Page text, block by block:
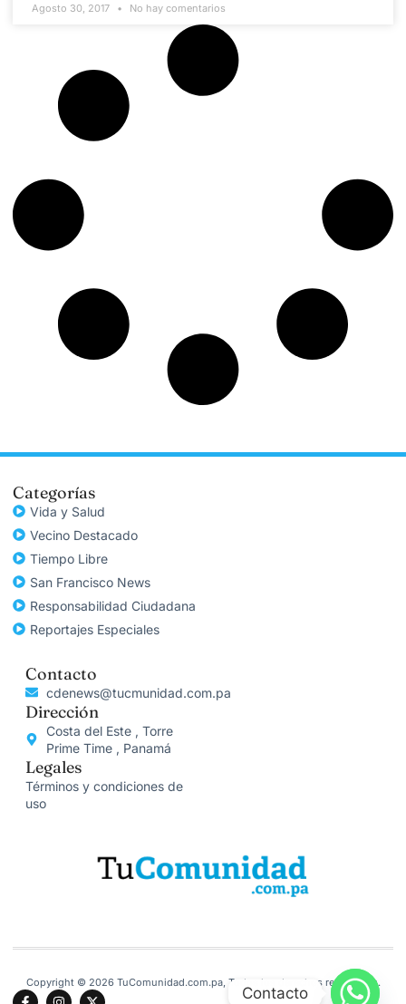
Agosto 30, 2017 No hay comentarios
Categorías
Vida y Salud
Vecino Destacado
Tiempo Libre
San Francisco News
Responsabilidad Ciudadana
Reportajes Especiales
Contacto
cdenews@tucmunidad.com.pa
Dirección
Costa del Este , Torre
Prime Time , Panamá
Legales
Términos y condiciones de
uso
Copyright © 2026 TuComunidad.com.pa, Todos los derechos reservados.
Contacto